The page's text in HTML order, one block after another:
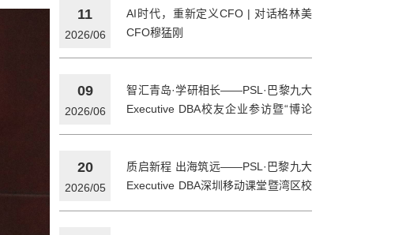
11
2026/06
AI时代，重新定义CFO | 对话格林美
CFO穆猛刚
09
2026/06
智汇青岛·学研相长——PSL·巴黎九大
Executive DBA校友企业参访暨“博论
20
2026/05
质启新程 出海筑远——PSL·巴黎九大
Executive DBA深圳移动课堂暨湾区校